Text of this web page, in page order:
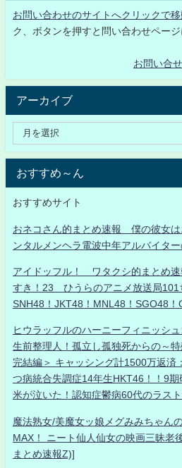
お問い合わせのサイトへクリックで移
ク、ボタンを押すと問い合わせペー
お問い合せ
アーカイブ
おすすめ～ん
おすすめサイト
おネコさん的まとめ速報 僕の彼女は
ンタルメンヘラ電波中年アルバイタ
アイドッフル！ ワタクシ的まとめ
すき！23 ひうらのアニメ放送局101
SNH48！JKT48！MNL48！SGO48
ヒウラッフルのハーニーフィニッシ
生前整理人！孤立し孤独死からの～
完結編＞ キャッシング計1500万返済
つ病統合失調症14年生HKT46！！9
米が泣いた！認知症鬱病60代のラス
魔法熟女/美魔女ッ娘メグみみちゃん
MAX！ ニート仙人仙女の映画三昧老
まとめ速報Z)]